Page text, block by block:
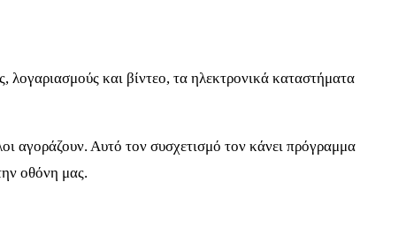
και βίντεο, τα ηλεκτρονικά καταστήματα
αγοράζουν. Αυτό τον συσχετισμό τον κάνει πρόγραμμα
οθόνη μας.